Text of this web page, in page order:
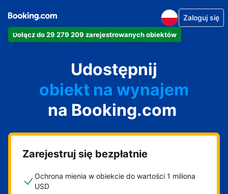
Dołącz do 29 279 209 zarejestrowanych obiektów
Zaloguj się
Udostępnij
apartament
obiekt na wynajem
wakacyjny
pensjonat
obiekt B&B
na Booking.com
Zarejestruj się bezpłatnie
Ochrona mienia w obiekcie do wartości 1 miliona
USD